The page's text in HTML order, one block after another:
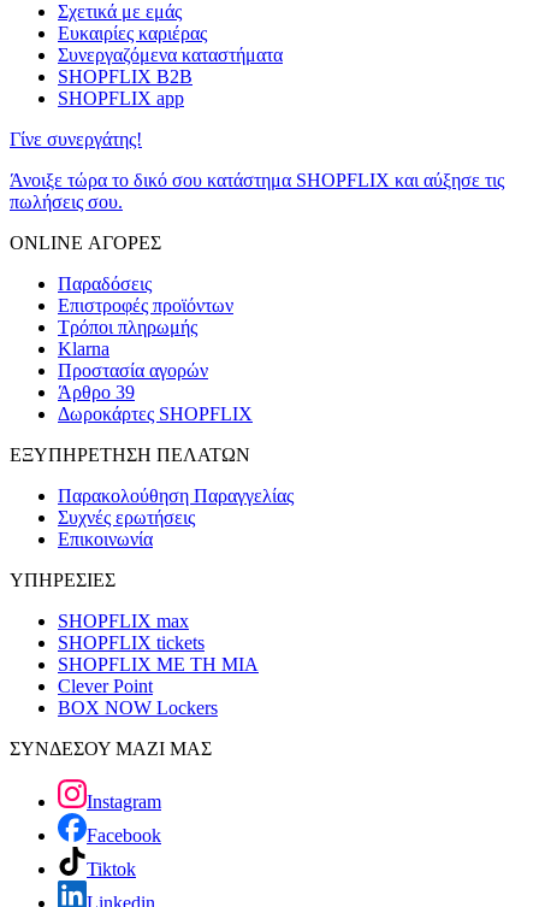
Σχετικά με εμάς
Ευκαιρίες καριέρας
Συνεργαζόμενα καταστήματα
SHOPFLIX B2B
SHOPFLIX app
Γίνε συνεργάτης!
Άνοιξε τώρα το δικό σου κατάστημα SHOPFLIX και αύξησε τις
πωλήσεις σου.
ONLINE ΑΓΟΡΕΣ
Παραδόσεις
Επιστροφές προϊόντων
Τρόποι πληρωμής
Klarna
Προστασία αγορών
Άρθρο 39
Δωροκάρτες SHOPFLIX
ΕΞΥΠΗΡΕΤΗΣΗ ΠΕΛΑΤΩΝ
Παρακολούθηση Παραγγελίας
Συχνές ερωτήσεις
Επικοινωνία
ΥΠΗΡΕΣΙΕΣ
SHOPFLIX max
SHOPFLIX tickets
SHOPFLIX ΜΕ ΤΗ ΜΙΑ
Clever Point
BOX NOW Lockers
ΣΥΝΔΕΣΟΥ ΜΑΖΙ ΜΑΣ
Instagram
Facebook
Tiktok